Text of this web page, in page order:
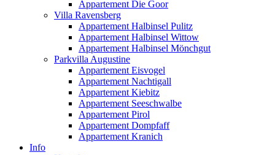
Appartement Die Goor
Villa Ravensberg
Appartement Halbinsel Pulitz
Appartement Halbinsel Wittow
Appartement Halbinsel Mönchgut
Parkvilla Augustine
Appartement Eisvogel
Appartement Nachtigall
Appartement Kiebitz
Appartement Seeschwalbe
Appartement Pirol
Appartement Dompfaff
Appartement Kranich
Info